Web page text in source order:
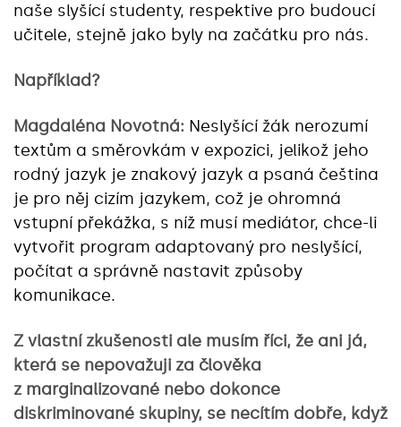
naše slyšící studenty, respektive pro budoucí
učitele, stejně jako byly na začátku pro nás.
Například?
Magdaléna Novotná: Neslyšící žák nerozumí
textům a směrovkám v expozici, jelikož jeho
rodný jazyk je znakový jazyk a psaná čeština
je pro něj cizím jazykem, což je ohromná
vstupní překážka, s níž musí mediátor, chce-li
vytvořit program adaptovaný pro neslyšící,
počítat a správně nastavit způsoby
komunikace.
Z vlastní zkušenosti ale musím říci, že ani já,
která se nepovažuji za člověka
z marginalizované nebo dokonce
diskriminované skupiny, se necítím dobře, když